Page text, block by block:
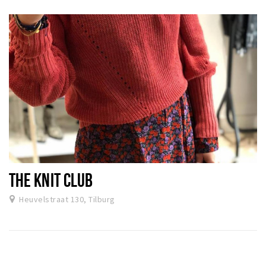
THE KNIT CLUB
Heuvelstraat 130, Tilburg